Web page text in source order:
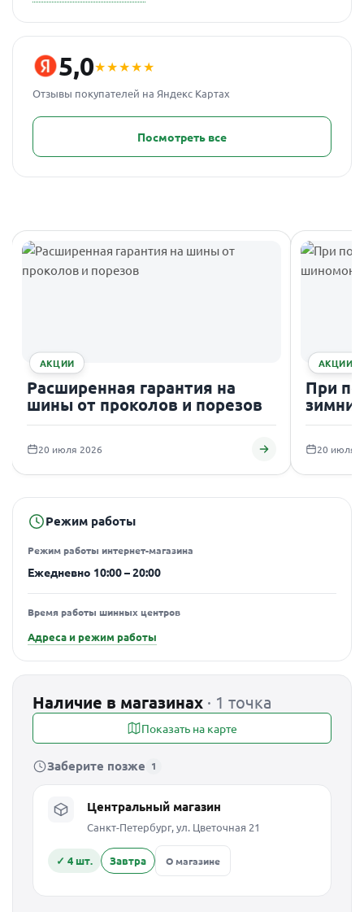
5,0★★★★★
Отзывы покупателей на Яндекс Картах
Посмотреть все
АКЦИИ
Расширенная гарантия на
шины от проколов и порезов
20 июля 2026
АКЦИИ
При
20 июля
Режим работы
Режим работы интернет-магазина
Ежедневно 10:00 – 20:00
Время работы шинных центров
Адреса и режим работы
Наличие в магазинах · 1 точка
Показать на карте
Заберите позже 1
Центральный магазин
Санкт-Петербург, ул. Цветочная 21
✓ 4 шт. Завтра О магазине